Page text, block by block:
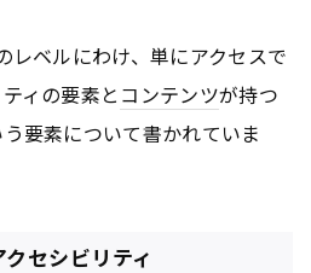
レベルにわけ、単にアクセスで
ィの要素と コンテンツが持つ
要素について書かれていま
セシビリティ